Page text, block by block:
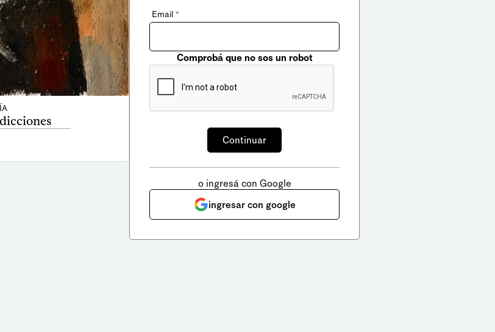
Email *
Comprobá que no sos un robot
o ingresá con Google
ingresar con google